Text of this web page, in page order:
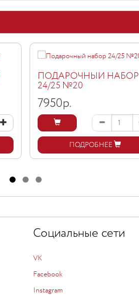
ПОДАРОЧНЫЙ НАБОР
24/25 №20
7950р.
ПОДРОБНЕЕ
Социальные сети
VK
Facebook
Instagram